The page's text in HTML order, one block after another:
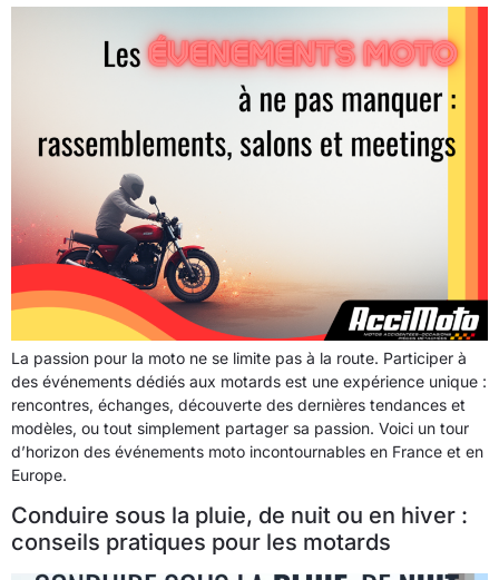
La passion pour la moto ne se limite pas à la route. Participer à
des événements dédiés aux motards est une expérience unique :
rencontres, échanges, découverte des dernières tendances et
modèles, ou tout simplement partager sa passion. Voici un tour
d’horizon des événements moto incontournables en France et en
Europe.
Conduire sous la pluie, de nuit ou en hiver :
conseils pratiques pour les motards